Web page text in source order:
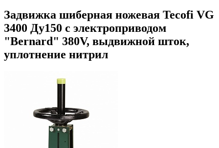
Задвижка шиберная ножевая Tecofi VG
3400 Ду150 с электроприводом
"Bernard" 380V, выдвижной шток,
уплотнение нитрил